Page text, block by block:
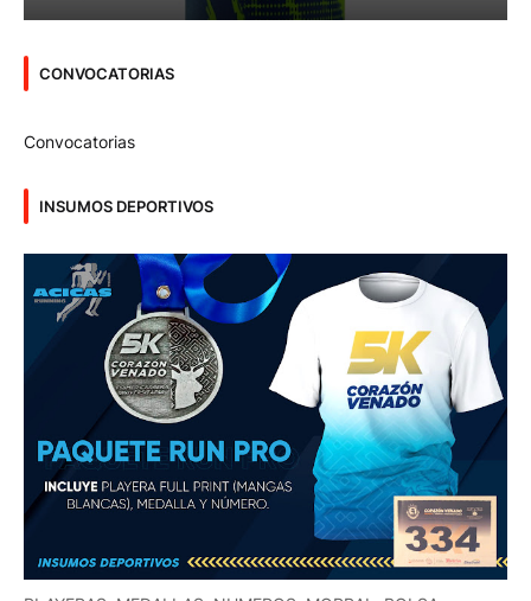
CONVOCATORIAS
Convocatorias
INSUMOS DEPORTIVOS